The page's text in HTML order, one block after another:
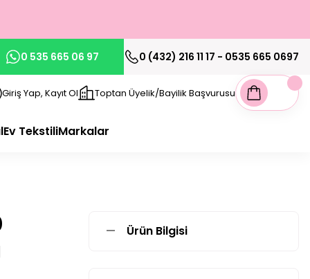
0 535 665 06 97 0 (432) 216 11 17 - 0535 665 0697
Giriş Yap, Kayıt Ol Toptan Üyelik/Bayilik Başvurusu
Ev TekstiliMarkalar
Ürün Bilgisi